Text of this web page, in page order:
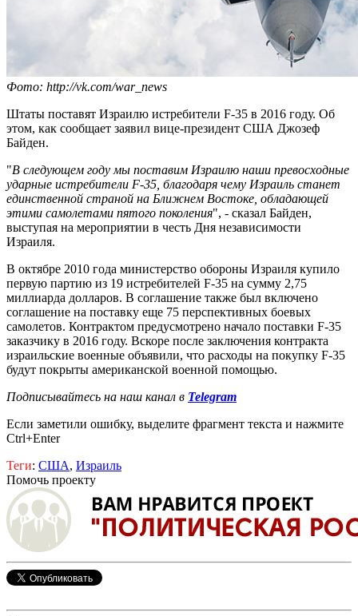
Фото: http://vk.com/war_news
Штаты поставят Израилю истребители F-35 в 2016 году. Об
этом, как сообщает заявил вице-президент США Джозеф
Байден.
"В следующем году мы поставим Израилю наши превосходные
ударные истребители F-35, благодаря чему Израиль станет
единственной страной на Ближнем Востоке, обладающей
этими самолетами пятого поколения", - сказал Байден,
выступая на мероприятии в честь Дня независимости
Израиля.
В октябре 2010 года министерство обороны Израиля купило
первую партию из 19 истребителей F-35 на сумму 2,75
миллиарда долларов. В соглашение также был включено
соглашение на поставку еще 75 перспективных боевых
самолетов. Контрактом предусмотрено начало поставки F-35
заказчику в 2016 году. Вскоре после заключения контракта
израильские военные объявили, что расходы на покупку F-35
будут покрыты американской военной помощью.
Подписывайтесь на наш канал в Telegram
Если заметили ошибку, выделите фрагмент текста и нажмите
Ctrl+Enter
Теги: США, Израиль
Помочь проекту